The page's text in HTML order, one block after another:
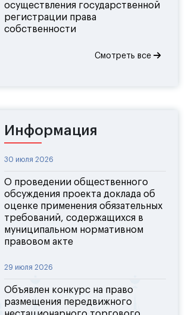
осуществления государственной
регистрации права
собственности
Смотреть все
Информация
30 июля 2026
О проведении общественного
обсуждения проекта доклада об
оценке применения обязательных
требований, содержащихся в
муниципальном нормативном
правовом акте
29 июля 2026
Объявлен конкурс на право
размещения передвижного